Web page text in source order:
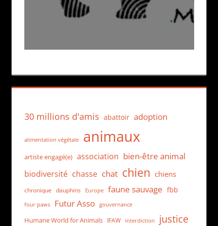
30 millions d'amis abattoir adoption
alimentation végétale animaux
artiste engagé(e) association bien-être animal
biodiversité chasse chat chien chiens
chronique dauphins Europe faune sauvage fbb
four paws Futur Asso gouvernance
Humane World for Animals IFAW interdiction justice